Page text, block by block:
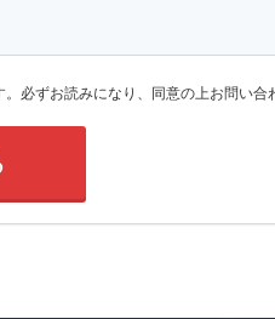
管理会社の切り替え
必ずお読みになり、同意の上お問い合